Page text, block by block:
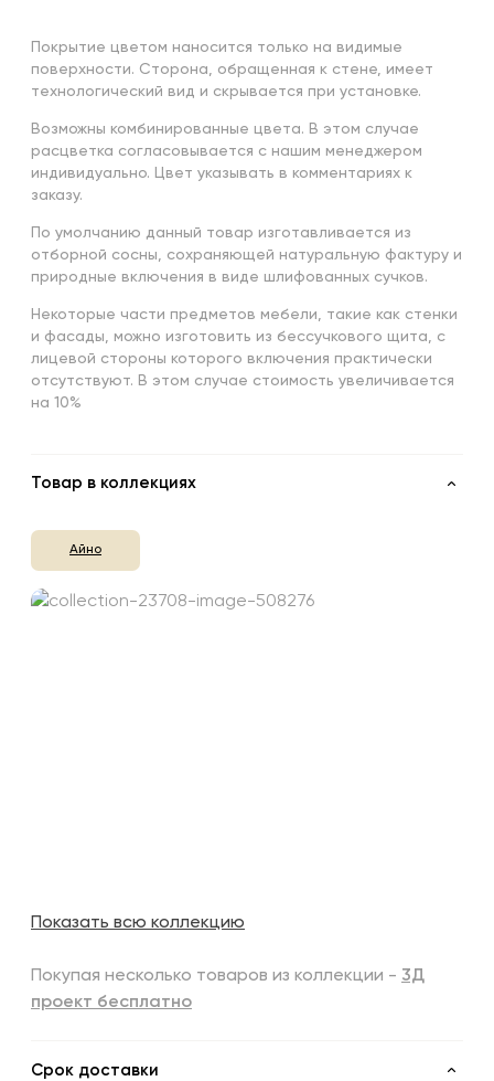
Покрытие цветом наносится только на видимые
поверхности. Сторона, обращенная к стене, имеет
технологический вид и скрывается при установке.
Возможны комбинированные цвета. В этом случае
расцветка согласовывается с нашим менеджером
индивидуально. Цвет указывать в комментариях к
заказу.
По умолчанию данный товар изготавливается из
отборной сосны, сохраняющей натуральную фактуру и
природные включения в виде шлифованных сучков.
Некоторые части предметов мебели, такие как стенки
и фасады, можно изготовить из бессучкового щита, с
лицевой стороны которого включения практически
отсутствуют. В этом случае стоимость увеличивается
на 10%
Товар в коллекциях
Айно
Показать всю коллекцию
Покупая несколько товаров из коллекции - 3Д
проект бесплатно
Срок доставки